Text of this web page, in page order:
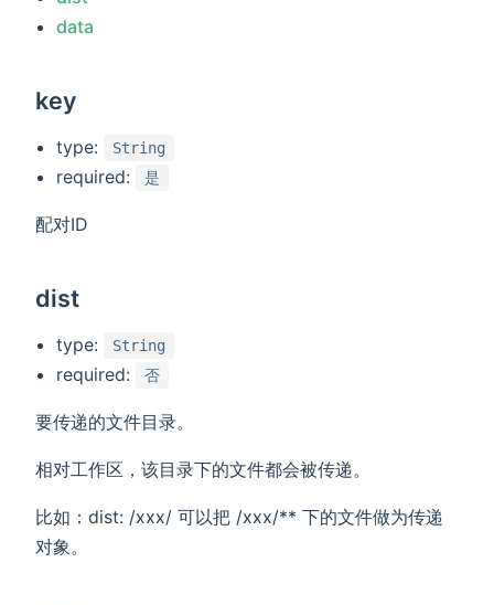
data
key
type: String
required: 是
配对ID
dist
type: String
required: 否
要传递的文件目录。
相对工作区，该目录下的文件都会被传递。
比如：dist: /xxx/ 可以把 /xxx/** 下的文件做为传递
对象。